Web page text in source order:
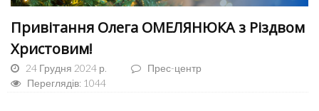
Привітання Олега ОМЕЛЯНЮКА з Різдвом
Христовим!
24 Грудня 2024 р.
Прес-центр
Переглядів: 1044